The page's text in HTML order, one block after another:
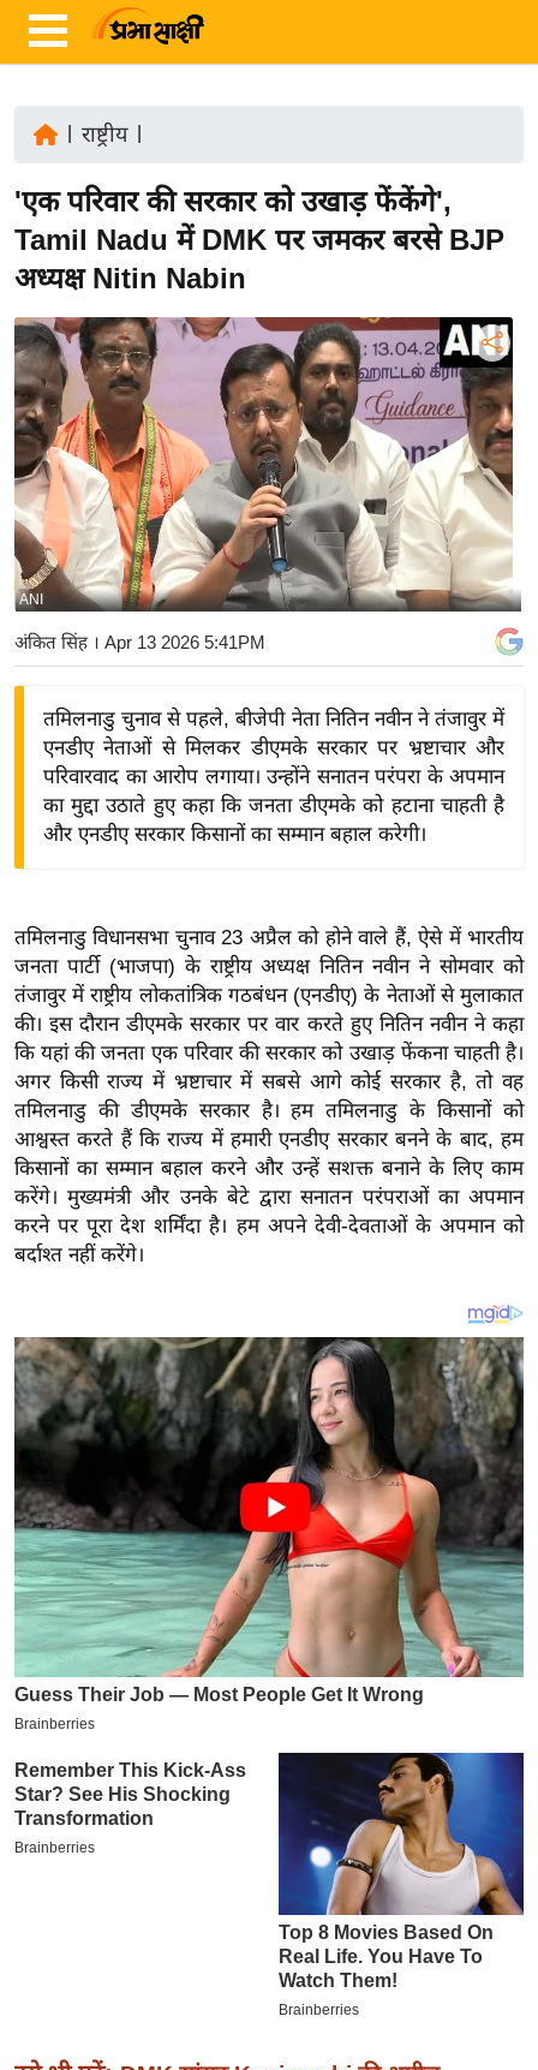
ज़ा
ख
ब
र
रा
ष्ट्री
य
अं
त
र्रा
ष्ट्री
य
बि
ज़
ने
द्यो
वि
शे
ष
ज्ञ
रा
य
ब
ज
ट
खे
ल
ट
I
P
L
2
0
2
6
क्रा
इ
म
पे
प
र
सा
राष्ट्रीय|
'एक परिवार की सरकार को उखाड़ फेंकेंगे',
Tamil Nadu में DMK पर जमकर बरसे BJP
अध्यक्ष Nitin Nabin
ANI
अंकित सिंह। Apr 13 2026 5:41PM
तमिलनाडु चुनाव से पहले, बीजेपी नेता नितिन नवीन ने तंजावुर में
एनडीए नेताओं से मिलकर डीएमके सरकार पर भ्रष्टाचार और
परिवारवाद का आरोप लगाया। उन्होंने सनातन परंपरा के अपमान
का मुद्दा उठाते हुए कहा कि जनता डीएमके को हटाना चाहती है
और एनडीए सरकार किसानों का सम्मान बहाल करेगी।
तमिलनाडु विधानसभा चुनाव 23 अप्रैल को होने वाले हैं, ऐसे में भारतीय
जनता पार्टी (भाजपा) के राष्ट्रीय अध्यक्ष नितिन नवीन ने सोमवार को
तंजावुर में राष्ट्रीय लोकतांत्रिक गठबंधन (एनडीए) के नेताओं से मुलाकात
की। इस दौरान डीएमके सरकार पर वार करते हुए नितिन नवीन ने कहा
कि यहां की जनता एक परिवार की सरकार को उखाड़ फेंकना चाहती है।
अगर किसी राज्य में भ्रष्टाचार में सबसे आगे कोई सरकार है, तो वह
तमिलनाडु की डीएमके सरकार है। हम तमिलनाडु के किसानों को
आश्वस्त करते हैं कि राज्य में हमारी एनडीए सरकार बनने के बाद, हम
किसानों का सम्मान बहाल करने और उन्हें सशक्त बनाने के लिए काम
करेंगे। मुख्यमंत्री और उनके बेटे द्वारा सनातन परंपराओं का अपमान
करने पर पूरा देश शर्मिंदा है। हम अपने देवी-देवताओं के अपमान को
बर्दाश्त नहीं करेंगे।